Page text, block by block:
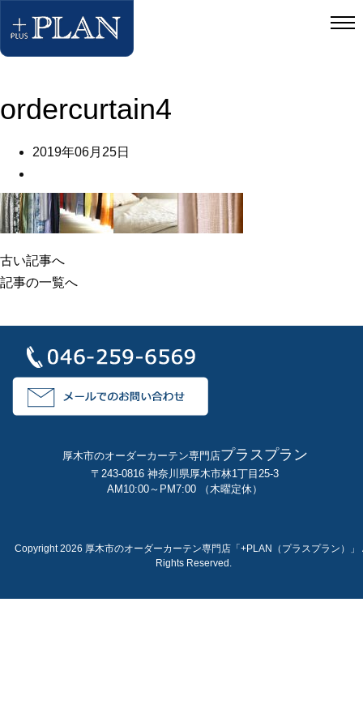
ordercurtain4
2019年06月25日
古い記事へ
記事の一覧へ
厚木市のオーダーカーテン専門店プラスプラン
〒243-0816 神奈川県厚木市林1丁目25-3
AM10:00～PM7:00 （木曜定休）
Copyright 2026 厚木市のオーダーカーテン専門店「+PLAN（プラスプラン）」
Rights Reserved.